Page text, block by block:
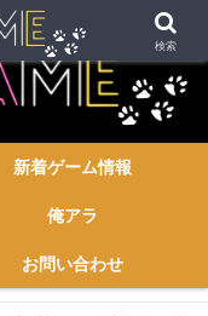
新着ゲーム情報
俺アラ
お問い合わせ
検索